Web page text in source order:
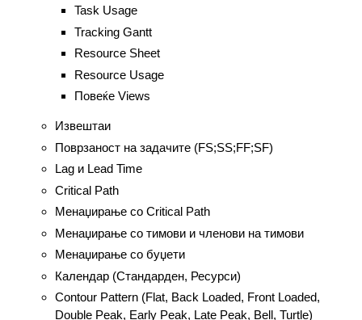
Task Usage
Tracking Gantt
Resource Sheet
Resource Usage
Повеќе Views
Извештаи
Поврзаност на задачите (FS;SS;FF;SF)
Lag и Lead Time
Critical Path
Менаџирање со Critical Path
Менаџирање со тимови и членови на тимови
Менаџирање со буџети
Календар (Стандарден, Ресурси)
Contour Pattern (Flat, Back Loaded, Front Loaded,
Double Peak, Early Peak, Late Peak, Bell, Turtle)